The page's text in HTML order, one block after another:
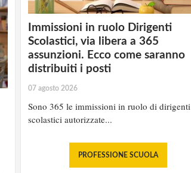
Immissioni in ruolo Dirigenti
Scolastici, via libera a 365
assunzioni. Ecco come saranno
distribuiti i posti
07 agosto 2026
Sono 365 le immissioni in ruolo di dirigenti
scolastici autorizzate...
PROFESSIONE SCUOLA